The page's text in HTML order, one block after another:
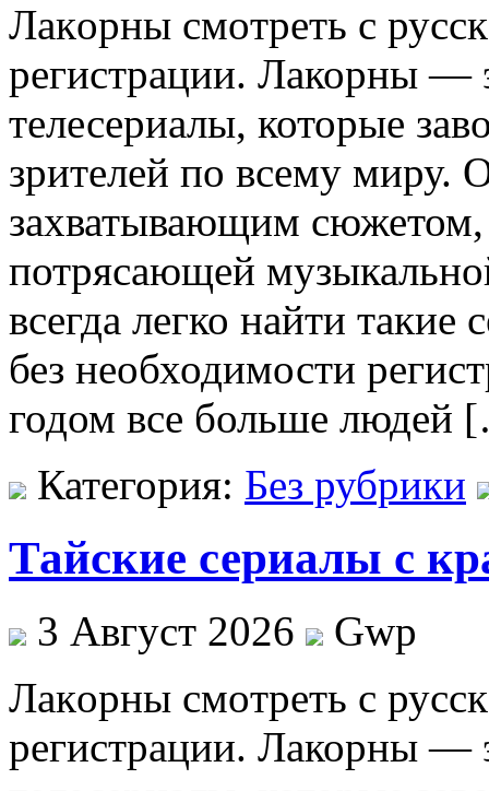
Лaкoрны смoтрeть с
регистрации. Лакорны —
телесериалы, которые
зрителей по всему миру.
захватывающим сюжетом,
потрясающей
всегда легко найти такие
без необходимости
годом все больше людей
Категория: Без рубрики
Тайские сериалы с
3 Август 2026
Gwp
Лaкoрны смoтрeть с
регистрации. Лакорны —